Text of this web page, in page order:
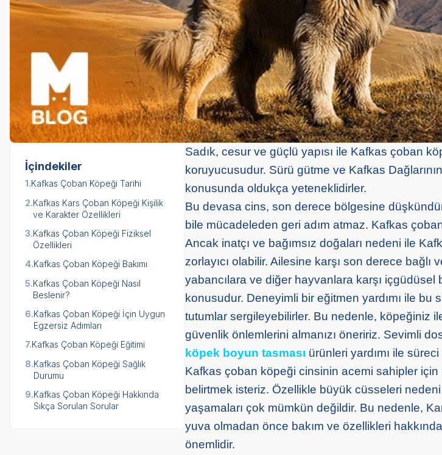
İçindekiler
1.Kafkas Çoban Köpeği Tarihi
2.Kafkas Kars Çoban Köpeği Kişilik
ve Karakter Özellikleri
3.Kafkas Çoban Köpeği Fiziksel
Özellikleri
4.Kafkas Çoban Köpeği Bakımı
5.Kafkas Çoban Köpeği Nasıl
Beslenir?
6.Kafkas Çoban Köpeği İçin Uygun
Egzersiz Adımları
7.Kafkas Çoban Köpeği Eğitimi
8.Kafkas Çoban Köpeği Sağlık
Durumu
9.Kafkas Çoban Köpeği Hakkında
Sıkça Sorulan Sorular
Sadık, cesur ve güçlü yapısı ile Kafkas çoban
koruyucusudur. Sürü gütme ve Kafkas
konusunda oldukça yeteneklidirler.
Bu devasa cins, son derece bölgesine
bile mücadeleden geri adım atmaz. Kafkas
Ancak inatçı ve bağımsız doğaları nedeni ile
zorlayıcı olabilir. Ailesine karşı son derece bağlı
yabancılara ve diğer hayvanlara karşı içgüdüsel
konusudur. Deneyimli bir eğitmen yardımı ile bu
tutumlar sergileyebilirler. Bu nedenle, köpeğiniz
güvenlik önlemlerini almanızı öneririz. Sevimli
köpek boyun tasması ürünleri yardımı ile
Kafkas çoban köpeği cinsinin acemi sahipler için
belirtmek isteriz. Özellikle büyük cüsseleri
yaşamaları çok mümkün değildir. Bu nedenle,
yuva olmadan önce bakım ve özellikleri
önemlidir.